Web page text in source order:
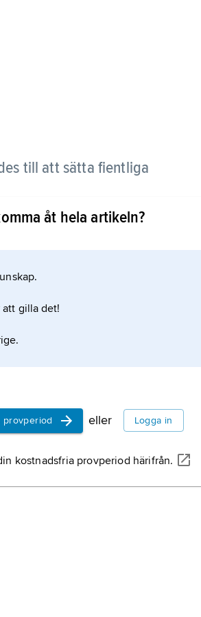
till att sätta fientliga
ämnen och seglades
antände den.
åt hela artikeln?
att gilla det!
provperiod eller Logga in
kostnadsfria provperiod härifrån.